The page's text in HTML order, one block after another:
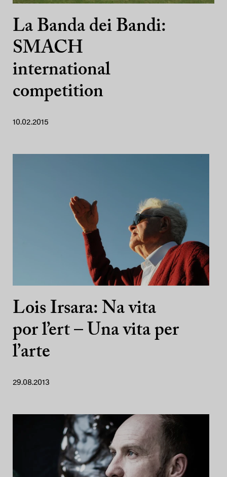
La Banda dei Bandi:
SMACH
international
competition
10.02.2015
Lois Irsara: Na vita
por l’ert – Una vita per
l’arte
29.08.2013